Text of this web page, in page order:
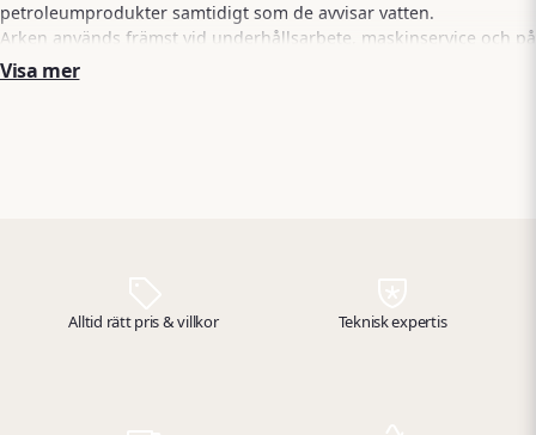
petroleumprodukter samtidigt som de avvisar vatten.
Arken används främst vid underhållsarbete, maskinservice och på
arbetsstationer där mindre spill uppstår. De fungerar utmärkt
tillsammans med
spillkontroll.
Visa mer
Alltid rätt pris & villkor Teknisk expertis